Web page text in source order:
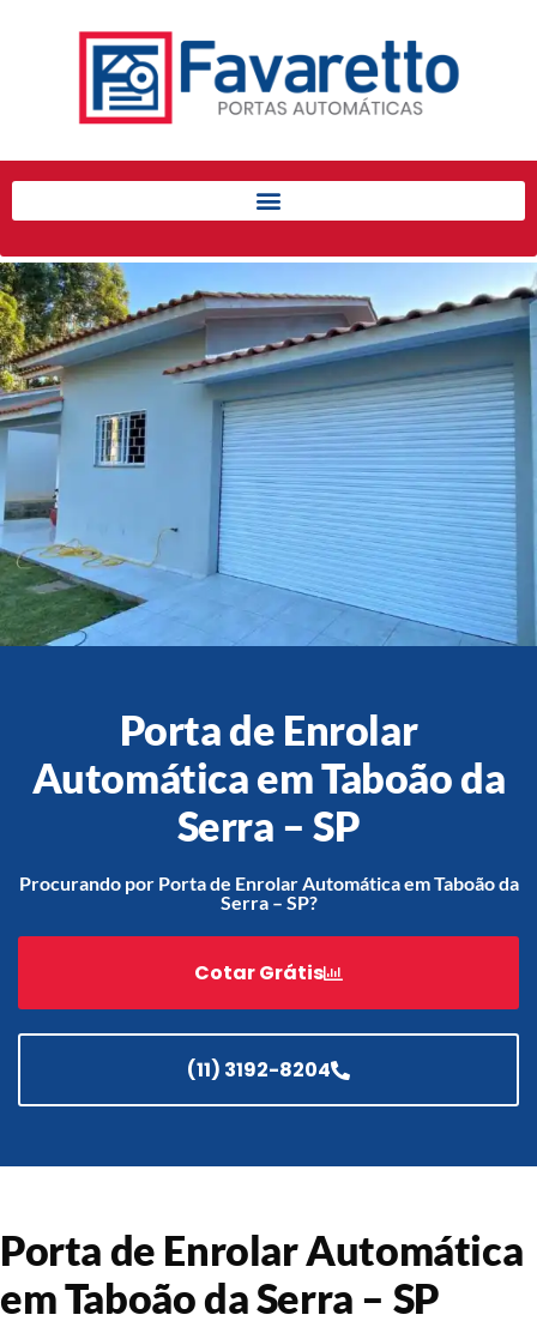
Início
Produtos
Porta de Enrolar Automática
Automatizadores
Acessórios Para Portas de
Enrolar
Pintura eletrostática
Portfólio
Contato
Acessórios
Portão de Garagem de
Enrolar em Teresópolis – RJ
Enrolar em São Pedro da
Aldeia – RJ
Enrolar em São João de
Portão de Garagem de
Enrolar em São Gonçalo – RJ
Portão de Garagem de
Enrolar em Petrópolis – RJ
Portão de Garagem de
Enrolar em Paraty – RJ
Porta de Enrolar
Automática em Taboão da
Serra – SP
Procurando por Porta de Enrolar Automática em Taboão da
Serra – SP?
Cotar Grátis
(11) 3192-8204
Porta de Enrolar Automática
em Taboão da Serra – SP